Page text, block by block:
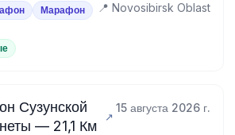
Марафон
📍 Novosibirsk Oblast
Сузунской
— 21,1 Км
15 августа 2026 г.